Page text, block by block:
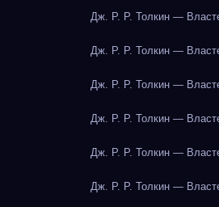
Дж. Р. Р. Толкин —
Дж. Р. Р. Толкин —
Дж. Р. Р. Толкин —
Дж. Р. Р. Толкин —
Дж. Р. Р. Толкин —
Дж. Р. Р. Толкин —